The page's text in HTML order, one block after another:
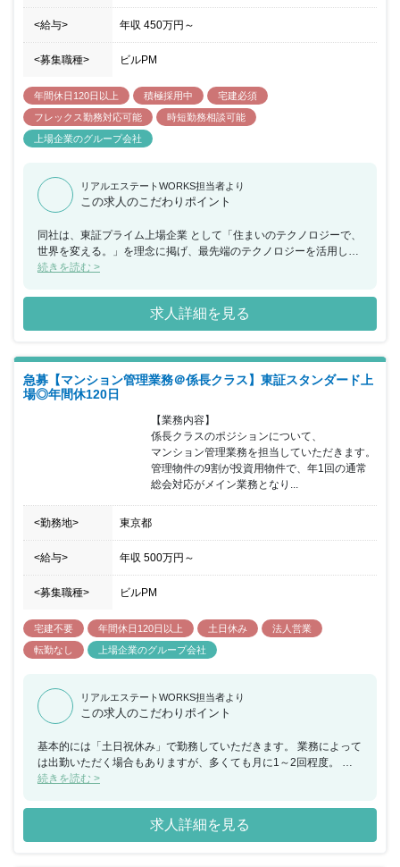
きたかなどを共有することでみんなのノウハウを学べる環境です。
また、5日以上の連続休暇取得可能であり、有休取得率：83.1％ 、
育休復帰率：100% の実績もあるため、プライベートも大切にしな
がら働ける環境です。
<給与> 年収 450万円 ～
<募集職種> ビルPM
年間休日120日以上 積極採用中
宅建必須
フレックス勤務対応可能
時短勤務相談可能
上場企業のグループ会社
リアルエステートWORKS担当者より
この求人のこだわりポイント
同社は、東証プライム上場企業 として「住まいのテクノロジーで、
世界を変える。」を理念に掲げ、最先端のテクノロジーを活用し、
暮らしに新たな可能性や価値を与えるべく、IoT賃貸経営プラット
開しています。 今回、大阪支店にてインサイドセールスポジション
として問い合わせのあったお客様に対してアプローチを行い、不動
産管理を任せていただくアポイント取得～担当者へ引継ぎ業務をお
ったお客様へアプローチしますので基本反響営業となり、平均架電
数は1日100～200件です。 本業と並行して複数のマンションを保有
しているお客様が多く、家賃回収や清掃などの悩み等を解消できる
ライム上場企業であることや入居・退去・募集などの不動産管理を
効率的に行なえるアプリの提供を強みに1日1アポイントが目標に行
動していただきます。 アポイント取得後は、クロージング担当へ引
き継ぎ、入社半年ほどを目安に、提案や契約業務などにも挑戦して
いただきます。アポイント取得率向上のため、毎日みんなで作戦会
議を実施するなど毎日30分～1時間ほどオンライン会議を行ない、
どんなお客様と電話したか、どんな流れでアポイントを取得できた
かなどを共有することでみんなのノウハウを学べる環境です。 ま
た、5日以上の連続休暇取得可能であり、有休取得率：83.1％ 、育
休復帰率：100% の実績もあるため、プライベートも大切にしなが
ら働ける環境です。
続きを読む >
求人詳細を見る
急募【マンション管理業務＠係長クラス】東証スタンダード上
場◎年間休120日
【業務内容】
係長クラスのポジションについて、
マンション管理業務を担当していただきます。
管理物件の9割が投資用物件で、年1回の通常
総会対応がメイン業務となり...
<勤務地> 東京都
<給与> 年収 500万円 ～
<募集職種> ビルPM
宅建不要 年間休日120日以上 土日休み
法人営業
転勤なし
上場企業のグループ会社
リアルエステートWORKS担当者より
この求人のこだわりポイント
基本的には「土日祝休み」で勤務していただきます。 業務によって
は出勤いただく場合もありますが、多くても月に1～2回程度。 当
然ですが休日数が減ることはなく、平日にしっかり休んでいただけ
とプライベートにメリハリをつけて働くことが可能です。 またグル
ープ全体の取り組みとして月の残業時間の上限を40時間と定めてい
ます。 PCの自動シャットダウンや管理体制により40時間を超えな
続きを読む >
求人詳細を見る